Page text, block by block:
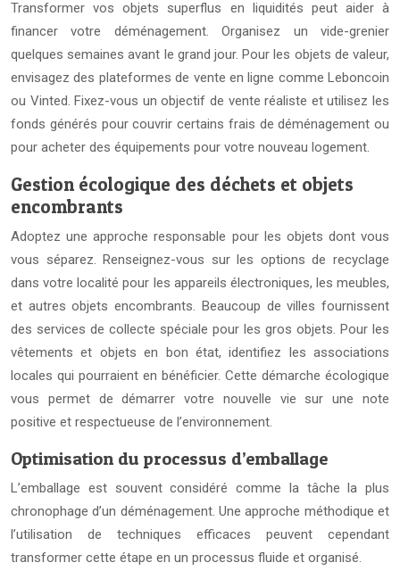
Transformer vos objets superflus en liquidités peut aider à
financer votre déménagement. Organisez un vide-grenier
quelques semaines avant le grand jour. Pour les objets de valeur,
envisagez des plateformes de vente en ligne comme Leboncoin
ou Vinted. Fixez-vous un objectif de vente réaliste et utilisez les
fonds générés pour couvrir certains frais de déménagement ou
pour acheter des équipements pour votre nouveau logement.
Gestion écologique des déchets et objets
encombrants
Adoptez une approche responsable pour les objets dont vous
vous séparez. Renseignez-vous sur les options de recyclage
dans votre localité pour les appareils électroniques, les meubles,
et autres objets encombrants. Beaucoup de villes fournissent
des services de collecte spéciale pour les gros objets. Pour les
vêtements et objets en bon état, identifiez les associations
locales qui pourraient en bénéficier. Cette démarche écologique
vous permet de démarrer votre nouvelle vie sur une note
positive et respectueuse de l’environnement.
Optimisation du processus d’emballage
L’emballage est souvent considéré comme la tâche la plus
chronophage d’un déménagement. Une approche méthodique et
l’utilisation de techniques efficaces peuvent cependant
transformer cette étape en un processus fluide et organisé.